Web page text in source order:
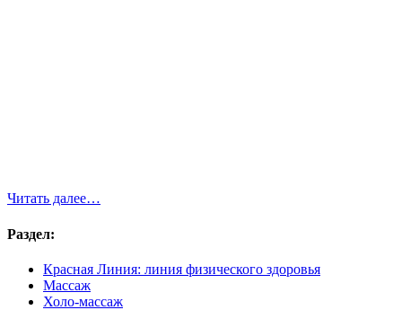
Читать далее…
Раздел:
Красная Линия: линия физического здоровья
Массаж
Холо-массаж